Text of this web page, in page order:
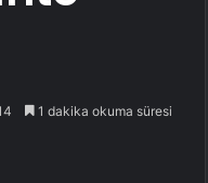
1 dakika okuma süresi